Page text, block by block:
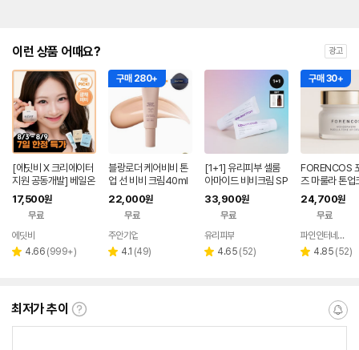
이런 상품 어때요? 광고
[에딧비 X 크리에이터
지원 공동개발] 베일온
스킨 핏 선 앰플 비비
크림 30 ml
17,500원
무료
에딧비
별 4.66 리
(999+)
구매 280+
블랑로더 케어비비 톤
업 선 비비 크림40ml
1개+퍼프
22,000원
무료
페이
주안기업
별 4.1 리
(49)
[1+1] 유리피부 셀룸
아마이드 비비크림 SP
F50+ 40g (+ 라이스
수분 로션 15ml, 비피
다 클렌징 오일 30ml)
33,900원
무료
페이
유리피부
별 4.65 리
(52)
구매 30+
FORENCOS
즈 마룰라 톤업
24,700원
무료
파인인터네셔널
별 4.85 리
(52)
최저가 추이
최
알